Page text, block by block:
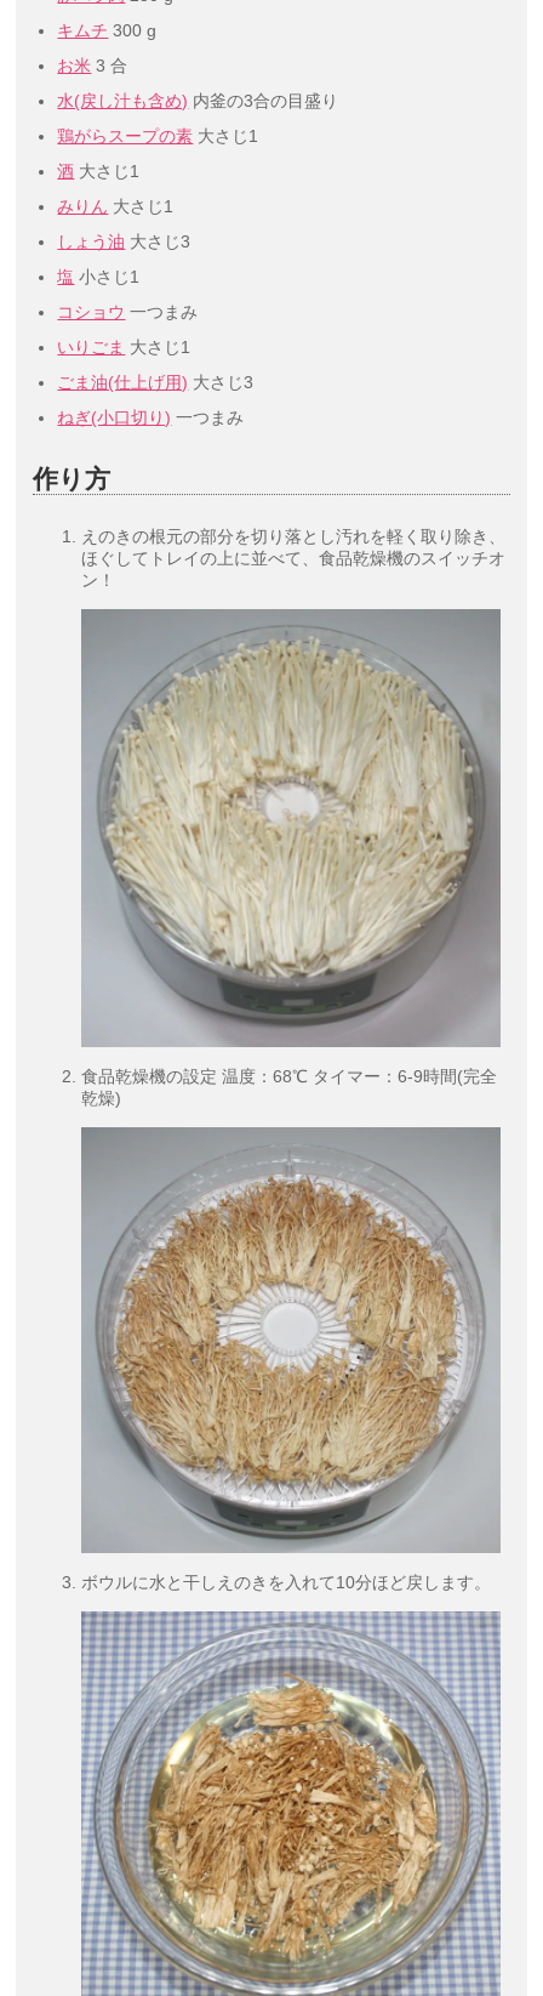
キムチ 300 g
お米 3 合
水(戻し汁も含め) 内釜の3合の目盛り
鶏がらスープの素 大さじ1
酒 大さじ1
みりん 大さじ1
しょう油 大さじ3
塩 小さじ1
コショウ 一つまみ
いりごま 大さじ1
ごま油(仕上げ用) 大さじ3
ねぎ(小口切り) 一つまみ
作り方
えのきの根元の部分を切り落とし汚れを軽く取り除き、
ほぐしてトレイの上に並べて、食品乾燥機のスイッチオ
ン！
食品乾燥機の設定 温度：68℃ タイマー：6-9時間(完全
乾燥)
ボウルに水と干しえのきを入れて10分ほど戻します。